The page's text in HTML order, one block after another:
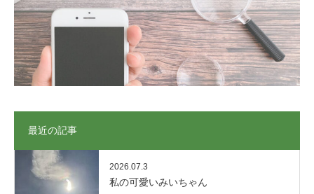
最近の記事
2026.07.3
私の可愛いみいちゃん